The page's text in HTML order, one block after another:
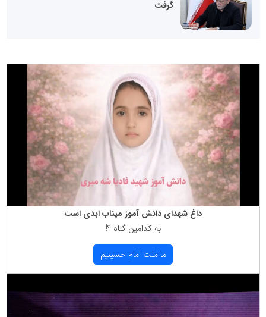
گرفت
داغ شهدای دانش آموز میناب ابدی است
به كدامین گناه ؟!
ما ملت امام حسینیم